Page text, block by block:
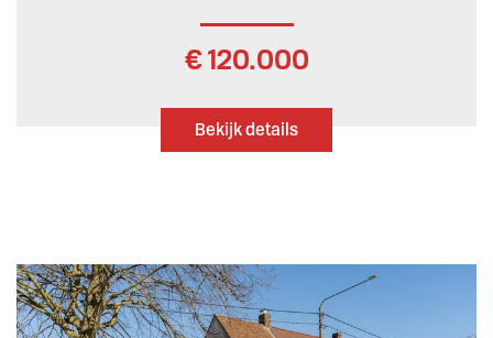
€ 120.000
Bekijk details